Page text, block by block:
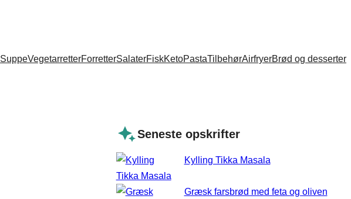
SuppeVegetarretterForretterSalaterFiskKetoPastaTilbehørAirfryerBrød og desserter
Seneste opskrifter
Kylling Tikka Masala
Græsk farsbrød med feta og oliven